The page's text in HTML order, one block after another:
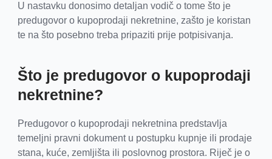
U nastavku donosimo detaljan vodič o tome što je
predugovor o kupoprodaji nekretnine, zašto je koristan
te na što posebno treba pripaziti prije potpisivanja.
Što je predugovor o kupoprodaji
nekretnine?
Predugovor o kupoprodaji nekretnina predstavlja
temeljni pravni dokument u postupku kupnje ili prodaje
stana, kuće, zemljišta ili poslovnog prostora. Riječ je o